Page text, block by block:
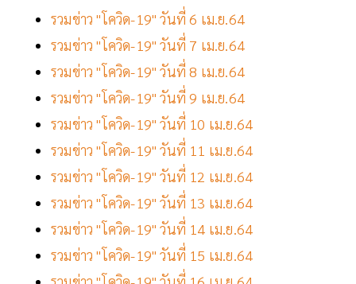
รวมข่าว "โควิด-19" วันที่ 6 เม.ย.64
รวมข่าว "โควิด-19" วันที่ 7 เม.ย.64
รวมข่าว "โควิด-19" วันที่ 8 เม.ย.64
รวมข่าว "โควิด-19" วันที่ 9 เม.ย.64
รวมข่าว "โควิด-19" วันที่ 10 เม.ย.64
รวมข่าว "โควิด-19" วันที่ 11 เม.ย.64
รวมข่าว "โควิด-19" วันที่ 12 เม.ย.64
รวมข่าว "โควิด-19" วันที่ 13 เม.ย.64
รวมข่าว "โควิด-19" วันที่ 14 เม.ย.64
รวมข่าว "โควิด-19" วันที่ 15 เม.ย.64